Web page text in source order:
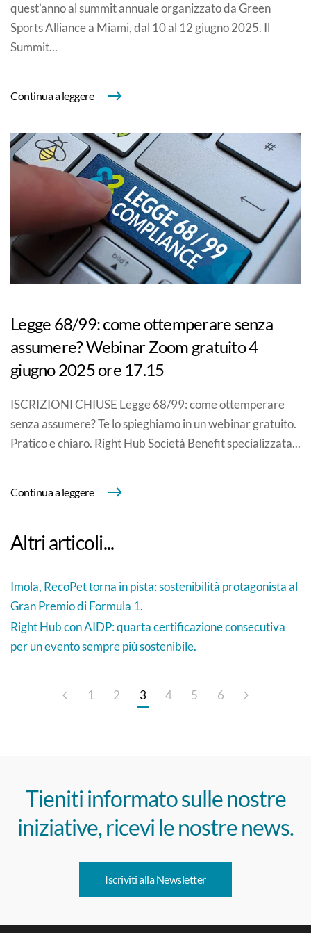
quest’anno al summit annuale organizzato da Green
Sports Alliance a Miami, dal 10 al 12 giugno 2025. Il
Summit...
Continua a leggere
Legge 68/99: come ottemperare senza
assumere? Webinar Zoom gratuito 4
giugno 2025 ore 17.15
ISCRIZIONI CHIUSE Legge 68/99: come ottemperare
senza assumere? Te lo spieghiamo in un webinar gratuito.
Pratico e chiaro. Right Hub Società Benefit specializzata...
Continua a leggere
Altri articoli...
Imola, RecoPet torna in pista: sostenibilità protagonista al
Gran Premio di Formula 1.
Right Hub con AIDP: quarta certificazione consecutiva
per un evento sempre più sostenibile.
1 2 3 4 5 6
Tieniti informato sulle nostre
iniziative, ricevi le nostre news.
Iscriviti alla Newsletter